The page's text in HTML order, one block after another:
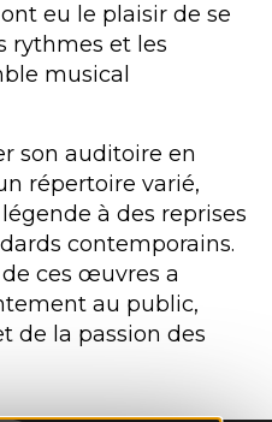
eu le plaisir de se
rythmes et les
musical
son auditoire en
répertoire varié,
à des reprises
contemporains.
ces œuvres a
au public,
de la passion des